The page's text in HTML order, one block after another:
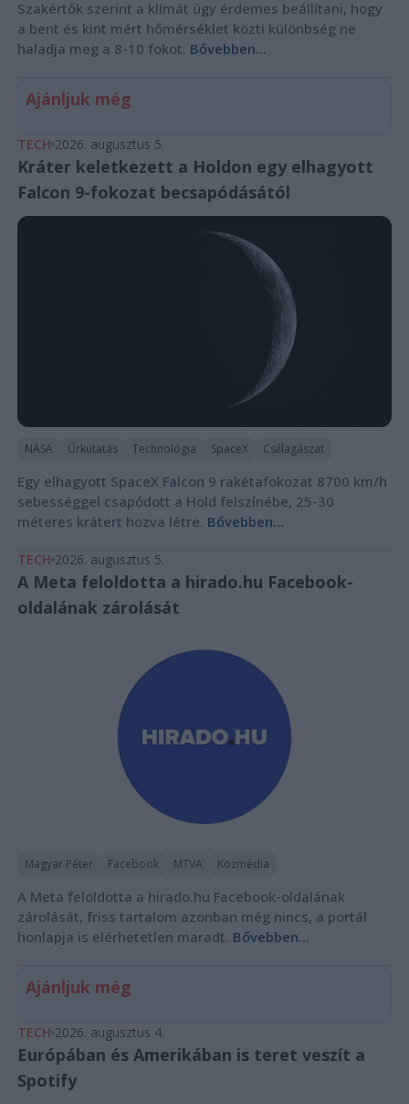
Szakértők szerint a klímát úgy érdemes beállítani, hogy
a bent és kint mért hőmérséklet közti különbség ne
haladja meg a 8-10 fokot. Bővebben...
Ajánljuk még
TECH 2026. augusztus 5.
Kráter keletkezett a Holdon egy elhagyott
Falcon 9-fokozat becsapódásától
NASA Űrkutatás Technológia SpaceX Csillagászat
Egy elhagyott SpaceX Falcon 9 rakétafokozat 8700 km/h
sebességgel csapódott a Hold felszínébe, 25-30
méteres krátert hozva létre. Bővebben...
TECH 2026. augusztus 5.
A Meta feloldotta a hirado.hu Facebook-
oldalának zárolását
Magyar Péter Facebook MTVA Közmédia
A Meta feloldotta a hirado.hu Facebook-oldalának
zárolását, friss tartalom azonban még nincs, a portál
honlapja is elérhetetlen maradt. Bővebben...
Ajánljuk még
TECH 2026. augusztus 4.
Európában és Amerikában is teret veszít a
Spotify